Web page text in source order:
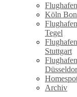
Köln
Tegel
Flughafen
Stuttgart
Flughafen
Archiv